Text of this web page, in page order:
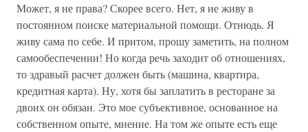
Может, я не права? Скорее всего. Нет, я не живу в
постоянном поиске материальной помощи. Отнюдь. Я
живу сама по себе. И притом, прошу заметить, на полном
самообеспечении! Но когда речь заходит об отношениях,
то здравый расчет должен быть (машина, квартира,
кредитная карта). Ну, хотя бы заплатить в ресторане за
двоих он обязан. Это мое субъективное, основанное на
собственном опыте, мнение. На том же опыте есть еще